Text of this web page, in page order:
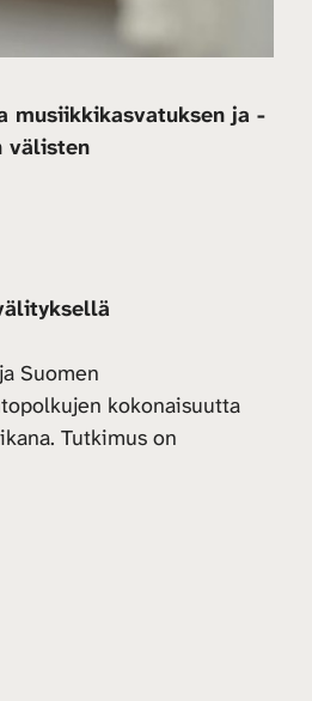
musiikkikasvatuksen ja -
välisten
Suomen
kokonaisuutta
Tutkimus on